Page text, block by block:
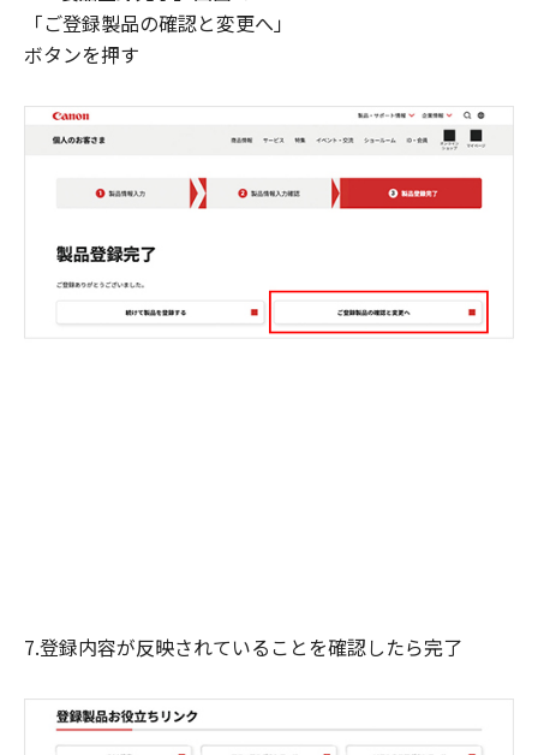
「ご登録製品の確認と変更へ」
ボタンを押す
7.登録内容が反映されていることを確認したら完了